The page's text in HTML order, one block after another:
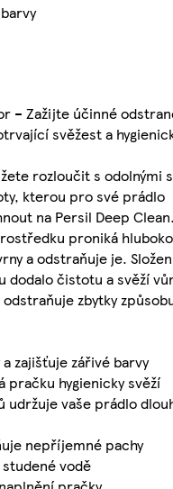
– Zažijte účinné
svěžest a
rozloučit s odolnými
kterou pro své prádlo
na Persil Deep
proniká
a odstraňuje je.
dodalo čistotu a svěží
zbytky
zajišťuje zářivé barvy
pračku hygienicky svěží
udržuje vaše prádlo
nepříjemné pachy
studené vodě